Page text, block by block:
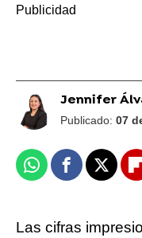
Jennifer
Publicado: 07
WhatsappFacebook
X
Las cifras